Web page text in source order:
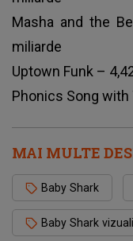
Masha and the
miliarde
Uptown Funk –
Phonics Song with
MAI MULTE
Baby Shark
Baby Shark